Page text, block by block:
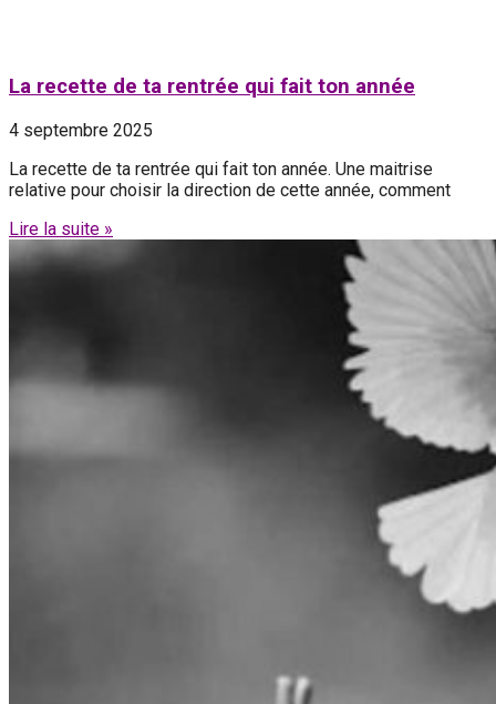
La recette de ta rentrée qui fait ton année
4 septembre 2025
La recette de ta rentrée qui fait ton année. Une maitrise
relative pour choisir la direction de cette année, comment
Lire la suite »